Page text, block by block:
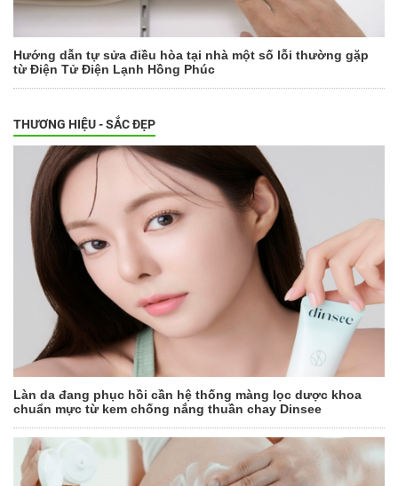
Hướng dẫn tự sửa điều hòa tại nhà một số lỗi thường gặp
từ Điện Tử Điện Lạnh Hồng Phúc
THƯƠNG HIỆU - SẮC ĐẸP
Làn da đang phục hồi cần hệ thống màng lọc dược khoa
chuẩn mực từ kem chống nắng thuần chay Dinsee